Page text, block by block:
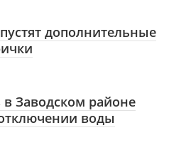
дополнительные
Заводском районе
воды